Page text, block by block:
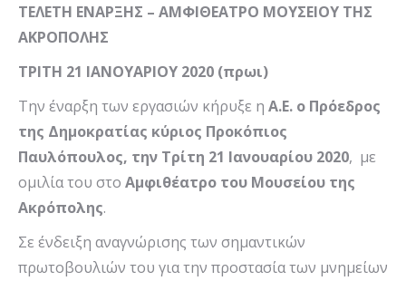
ΤΕΛΕΤΗ ΕΝΑΡΞΗΣ – ΑΜΦΙΘΕΑΤΡΟ ΜΟΥΣΕΙΟΥ ΤΗΣ
ΑΚΡΟΠΟΛΗΣ
ΤΡΙΤΗ 21 ΙΑΝΟΥΑΡΙΟΥ 2020 (πρωι)
Την έναρξη των εργασιών κήρυξε η Α.Ε. ο Πρόεδρος
της Δημοκρατίας κύριος Προκόπιος
Παυλόπουλος, την Τρίτη 21 Ιανουαρίου 2020, με
ομιλία του στο Αμφιθέατρο του Μουσείου της
Ακρόπολης.
Σε ένδειξη αναγνώρισης των σημαντικών
πρωτοβουλιών του για την προστασία των μνημείων